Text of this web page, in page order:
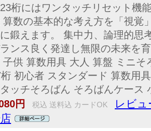
23桁にはワンタッチリセット
算数の基本的な考え方を「視覚
鍛えます。 集中力、論理的思
ンス良く発達し無限の未来を
子供 算数用具 大人 算盤 ミニ
初心者 スタンダード 算数用
ッチそろばん そろばんケース
円
税込 送料込 カードOK
レビュ